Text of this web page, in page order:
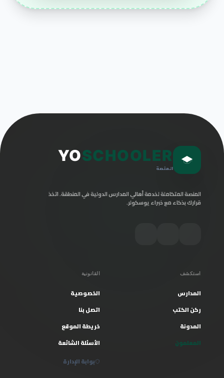
YOSCHOOLER
المنصة
المنصة المتكاملة لخدمة أهالي المدارس الدولية في المنطقة. اتخذ
قرارك بذكاء مع خبراء يوسكولر.
استكشف
المدارس
ركن الكتب
المدونة
المعلمون
القانونية
الخصوصية
اتصل بنا
خريطة الموقع
الأسئلة الشائعة
بوابة الإدارة